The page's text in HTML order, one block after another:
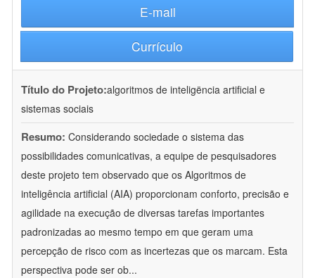
E-mail
Currículo
Título do Projeto:algoritmos de inteligëncia artificial e
sistemas sociais
Resumo: Considerando sociedade o sistema das
possibilidades comunicativas, a equipe de pesquisadores
deste projeto tem observado que os Algoritmos de
inteligência artificial (AIA) proporcionam conforto, precisão e
agilidade na execução de diversas tarefas importantes
padronizadas ao mesmo tempo em que geram uma
percepção de risco com as incertezas que os marcam. Esta
perspectiva pode ser ob...